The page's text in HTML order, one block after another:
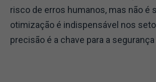
risco de erros humanos, mas não é
otimização é indispensável nos
precisão é a chave para a